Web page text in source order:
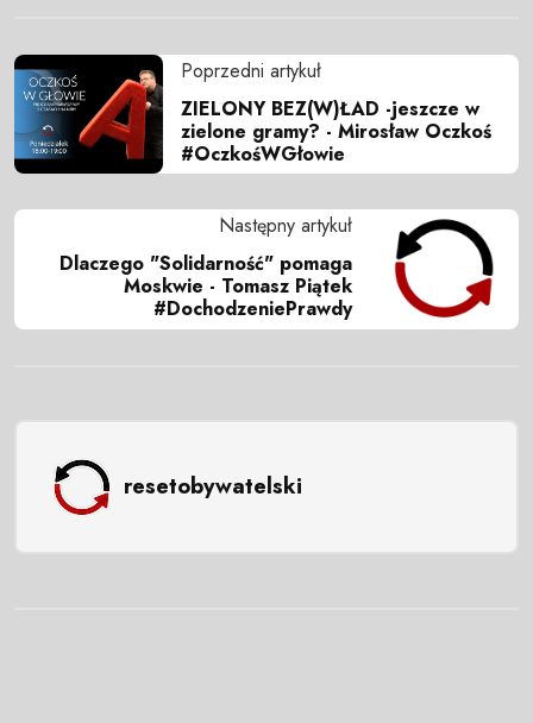
Poprzedni artykuł
ZIELONY BEZ(W)ŁAD -jeszcze w
zielone gramy? - Mirosław Oczkoś
#OczkośWGłowie
Następny artykuł
Dlaczego "Solidarność" pomaga
Moskwie - Tomasz Piątek
#DochodzeniePrawdy
resetobywatelski